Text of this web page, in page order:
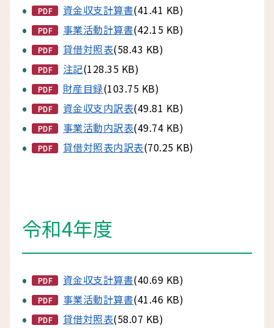
PDF 資金収支計算書(41.41 KB)
PDF 事業活動計算書(42.15 KB)
PDF 貸借対照表(58.43 KB)
PDF 注記(128.35 KB)
PDF 財産目録(103.75 KB)
PDF 資金収支内訳表(49.81 KB)
PDF 事業活動内訳表(49.74 KB)
PDF 貸借対照表内訳表(70.25 KB)
令和4年度
PDF 資金収支計算書(40.69 KB)
PDF 事業活動計算書(41.46 KB)
PDF 貸借対照表(58.07 KB)